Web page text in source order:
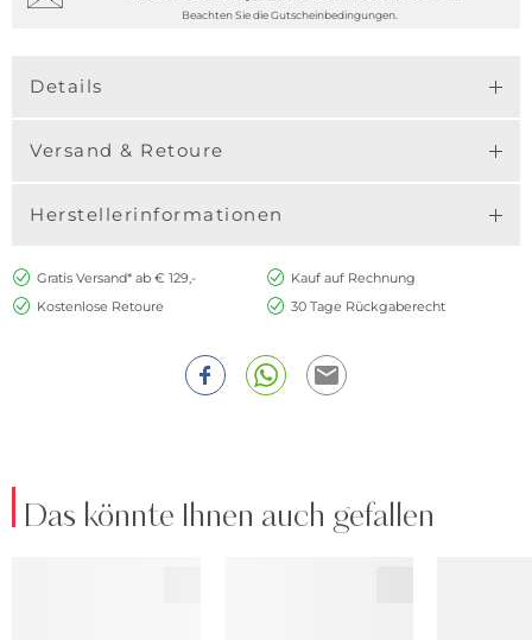
Beachten Sie die Gutscheinbedingungen.
Details
Versand & Retoure
Herstellerinformationen
Gratis Versand* ab € 129,-
Kauf auf Rechnung
Kostenlose Retoure
30 Tage Rückgaberecht
Das könnte Ihnen auch gefallen